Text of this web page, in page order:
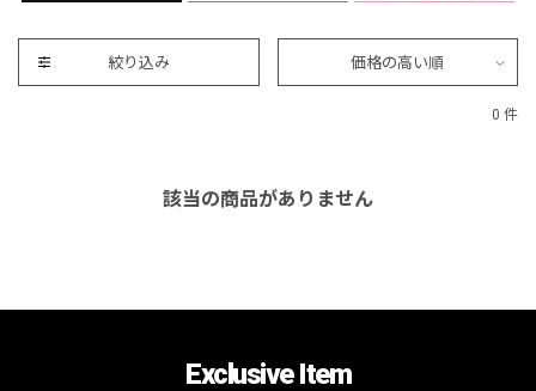
絞り込み 価格の高い順
0 件
該当の商品がありません
Exclusive Item